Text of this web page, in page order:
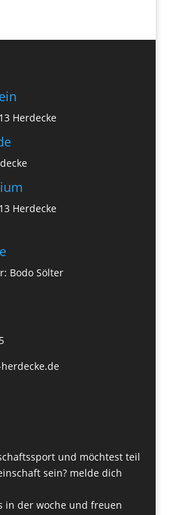
Herdecke
Herdecke
Bodo Sölter
und möchtest teil
sein? melde dich
der woche und freuen